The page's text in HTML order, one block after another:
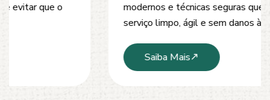
modernos e técnicas seguras que garantem um
serviço limpo, ágil e sem danos à estrutura.